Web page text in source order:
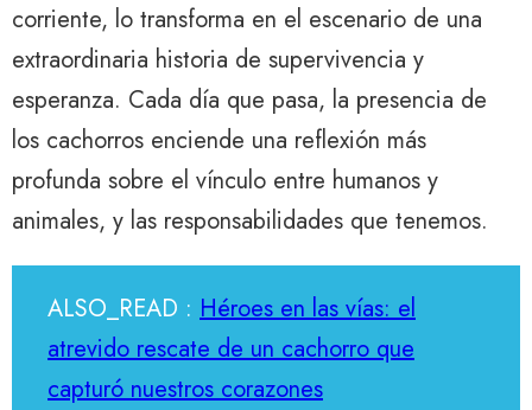
corriente, lo transforma en el escenario de una
extraordinaria historia de supervivencia y
esperanza. Cada día que pasa, la presencia de
los cachorros enciende una reflexión más
profunda sobre el vínculo entre humanos y
animales, y las responsabilidades que tenemos.
ALSO_READ : Héroes en las vías: el
atrevido rescate de un cachorro que
capturó nuestros corazones